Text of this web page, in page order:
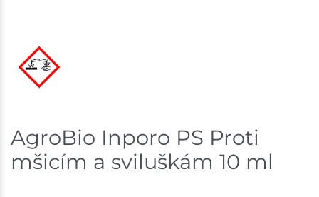
AgroBio Inporo PS Proti
mšicím a sviluškám 10 ml